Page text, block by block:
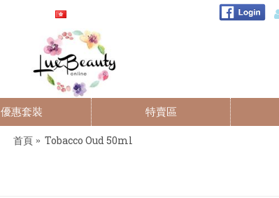
優惠套裝 特賣區
首頁 Tobacco Oud 50ml